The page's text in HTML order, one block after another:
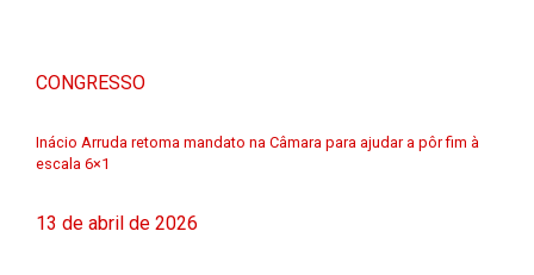
CONGRESSO
Inácio Arruda retoma mandato na Câmara para ajudar a pôr fim à
escala 6×1
13 de abril de 2026